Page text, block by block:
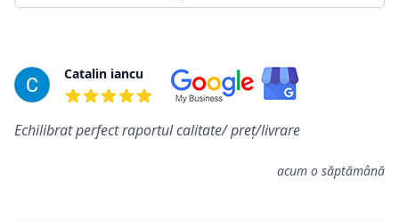
Review-uriCatalin iancu
Echilibrat perfect raportul calitate/ preț/livrare
acum o săptămână